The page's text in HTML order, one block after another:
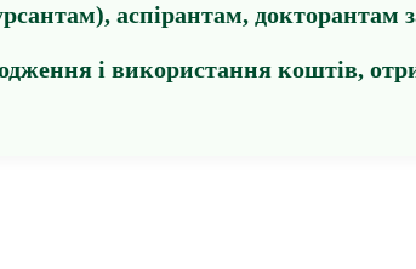
аспірантам, докторантам
і використання коштів,